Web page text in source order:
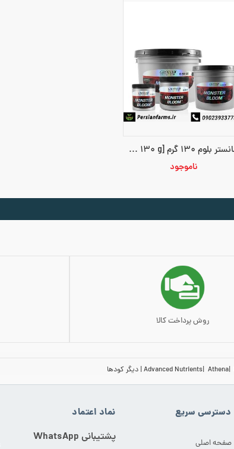
مانستر بلوم 130 گرم [Monster Bloom 130 g]
ناموجود
روش پرداخت کالا
Advanced Nutrients Athena دیگر کودها
دسترسی سریع
صفحه اصلی
نماد اعتماد
پشتیبانی WhatsApp